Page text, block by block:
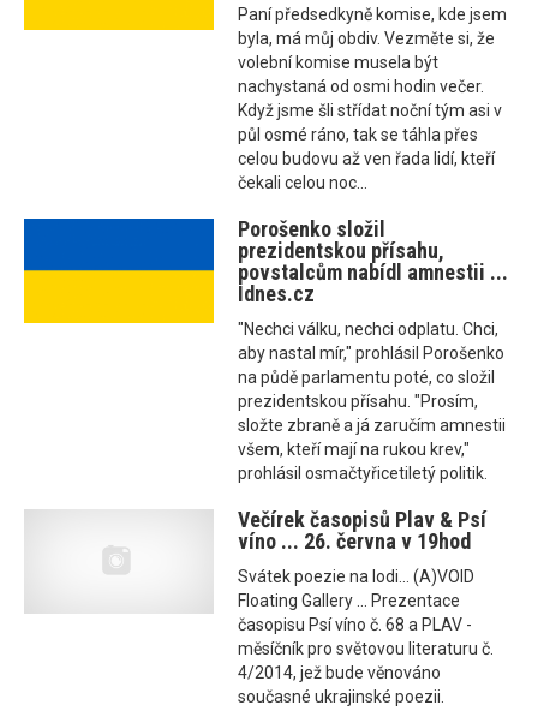
Paní předsedkyně komise, kde jsem
byla, má můj obdiv. Vezměte si, že
volební komise musela být
nachystaná od osmi hodin večer.
Když jsme šli střídat noční tým asi v
půl osmé ráno, tak se táhla přes
celou budovu až ven řada lidí, kteří
čekali celou noc...
Porošenko složil
prezidentskou přísahu,
povstalcům nabídl amnestii ...
Idnes.cz
"Nechci válku, nechci odplatu. Chci,
aby nastal mír," prohlásil Porošenko
na půdě parlamentu poté, co složil
prezidentskou přísahu. "Prosím,
složte zbraně a já zaručím amnestii
všem, kteří mají na rukou krev,"
prohlásil osmačtyřicetiletý politik.
Večírek časopisů Plav & Psí
víno ... 26. června v 19hod
Svátek poezie na lodi... (A)VOID
Floating Gallery ... Prezentace
časopisu Psí víno č. 68 a PLAV -
měsíčník pro světovou literaturu č.
4/2014, jež bude věnováno
současné ukrajinské poezii.